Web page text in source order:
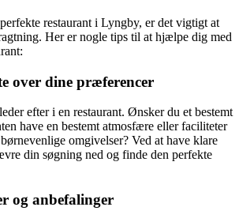
restaurant i Lyngby, er det vigtigt at
Her er nogle tips til at hjælpe dig med
over dine præferencer
efter i en restaurant. Ønsker du et bestemt
have en bestemt atmosfære eller faciliteter
omgivelser? Ved at have klare
din søgning ned og finde den perfekte
og anbefalinger